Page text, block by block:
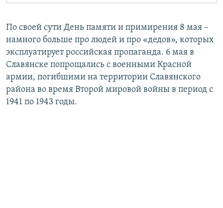
По своей сути День памяти и примирения 8 мая –
намного больше про людей и про «дедов», которых
эксплуатирует российская пропаганда. 6 мая в
Славянске попрощались с военными Красной
армии, погибшими на территории Славянского
района во время Второй мировой войны в период с
1941 по 1943 годы.